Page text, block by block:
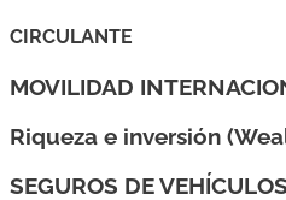
CIRCULANTE
MOVILIDAD
Riqueza e inversión
SEGUROS DE VEHÍCULOS